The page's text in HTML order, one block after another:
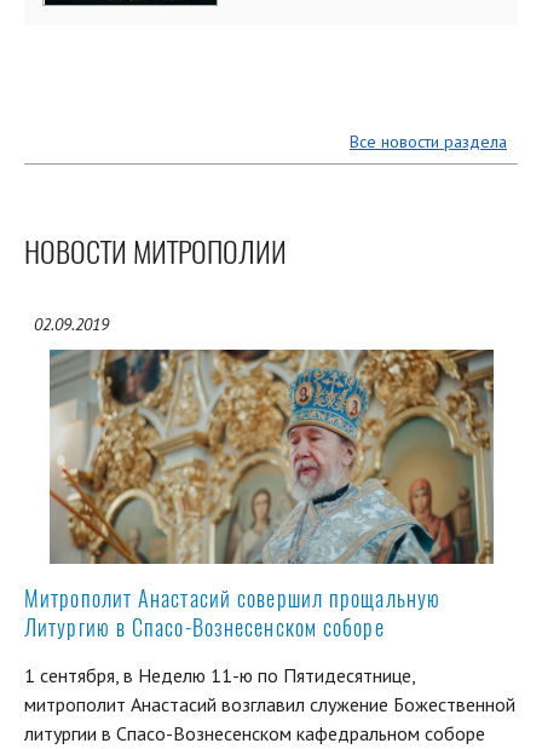
Все новости раздела
НОВОСТИ МИТРОПОЛИИ
02.09.2019
Митрополит Анастасий совершил прощальную
Литургию в Спасо-Вознесенском соборе
1 сентября, в Неделю 11-ю по Пятидесятнице,
митрополит Анастасий возглавил служение Божественной
литургии в Спасо-Вознесенском кафедральном соборе